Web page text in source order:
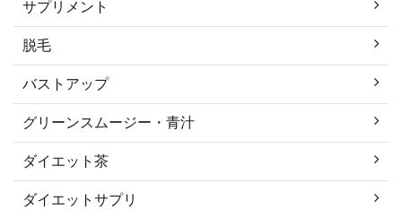
サプリメント
脱毛
バストアップ
グリーンスムージー・青汁
ダイエット茶
ダイエットサプリ